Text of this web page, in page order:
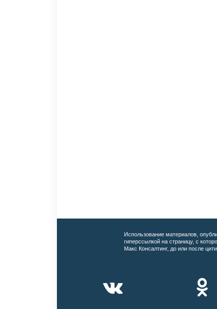
Использование материалов,
гиперссылкой на страницу, с
Макс Консалтинг, до или после